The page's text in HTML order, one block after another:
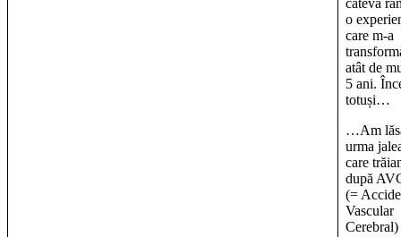
o
care m-a
atât de
5 ani.
totuși…
…Am
urma
care
după
(=
Vascular
Cerebral)